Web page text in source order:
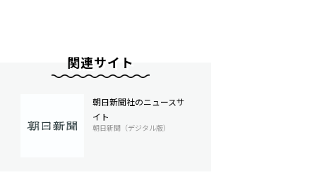
関連サイト
朝日新聞社のニュースサ
イト
朝日新聞（デジタル版）